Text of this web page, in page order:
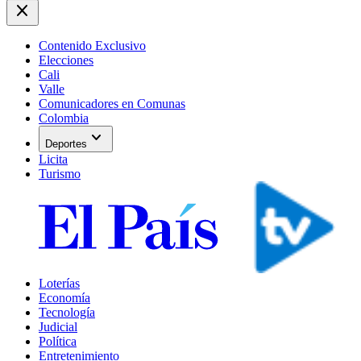
close
Contenido Exclusivo
Elecciones
Cali
Valle
Comunicadores en Comunas
Colombia
Deportes expand_more
Licita
Turismo
Loterías
Economía
Tecnología
Judicial
Política
Entretenimiento